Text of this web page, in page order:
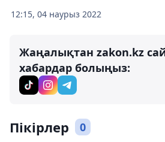
12:15, 04 наурыз 2022
Жаңалықтан zakon.kz
хабардар болыңыз:
Пікірлер 0